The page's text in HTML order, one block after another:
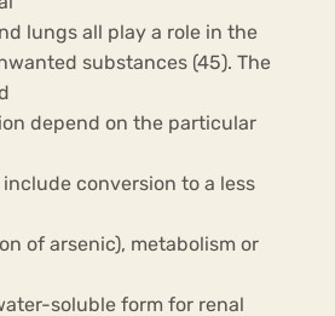
lungs all play a role in the
substances (45). The
depend on the particular
conversion to a less
of arsenic), metabolism or
soluble form for renal